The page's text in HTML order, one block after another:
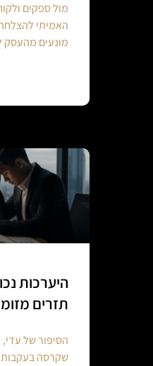
מול ספקים
האמיתי
מונעים
היערכות
תזרים
שקרסה